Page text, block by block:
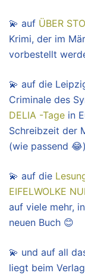
💫 auf ÜBER
Krimi, der im
vorbestellt
💫 auf die
Criminale des
DELIA -Tage in
Schreibzeit der
(wie passend 😂)
💫 auf die
EIFELWOLKE
auf viele mehr,
neuen Buch 😊
💫 und auf all
liegt beim